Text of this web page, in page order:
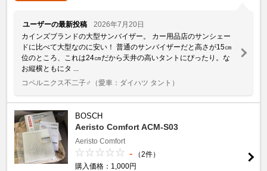
ユーザーの最新投稿
2026年7月20日
カインズブランドの大型サンバイザー。 カー用品店のサンシェー
ドに比べて大型なのに安い！ 普通のサンバイザーだと高さが15㎝
位のところ、これは24㎝だから天井の高いタントにぴったり。な
お縦横ともにタ ...
コペルニクス不二子♂
（愛車：ダイハツ タント）
BOSCH
Aeristo Comfort ACM-S03
Aeristo Comfort
-
（2件）
購入価格：1,000円